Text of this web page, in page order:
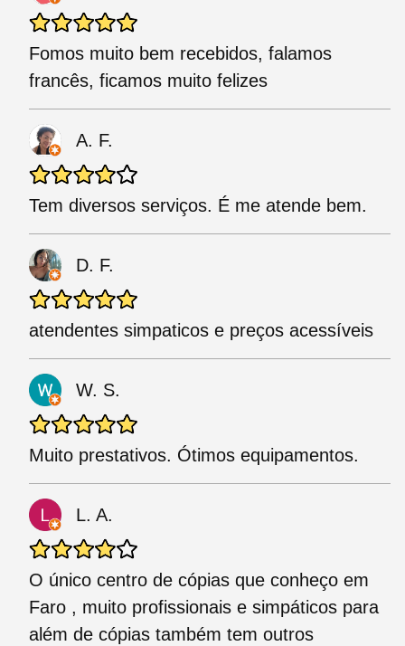
Fomos muito bem recebidos, falamos
francês, ficamos muito felizes
A. F.
Tem diversos serviços. É me atende bem.
D. F.
atendentes simpaticos e preços acessíveis
W. S.
Muito prestativos. Ótimos equipamentos.
L. A.
O único centro de cópias que conheço em
Faro , muito profissionais e simpáticos para
além de cópias também tem outros